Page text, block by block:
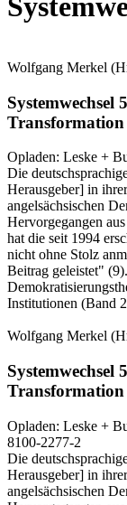
Wolfgang Merkel
Systemwechsel
Transformation
Opladen: Leske +
Die
Herausgeber] in
angelsächsischen
Hervorgegangen
hat die seit 1994
nicht ohne Stolz
Beitrag geleistet"
Institutionen (Band
Wolfgang Merkel
Systemwechsel
Transformation
Opladen: Leske +
8100-2277-2
Die
Herausgeber] in
angelsächsischen